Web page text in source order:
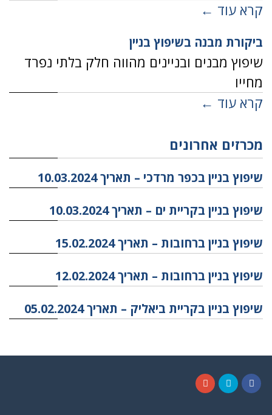
קרא עוד ←
ביקורת מבנה בשיפוץ בניין
שיפוץ מבנים ובניינים מהווה חלק בלתי נפרד
מחייו
קרא עוד ←
מכרזים אחרונים
שיפוץ בניין בכפר מרדכי – תאריך 10.03.2024
שיפוץ בניין בקריית ים – תאריך 10.03.2024
שיפוץ בניין ברחובות – תאריך 15.02.2024
שיפוץ בניין ברחובות – תאריך 12.02.2024
שיפוץ בניין בקריית ביאליק – תאריך 05.02.2024